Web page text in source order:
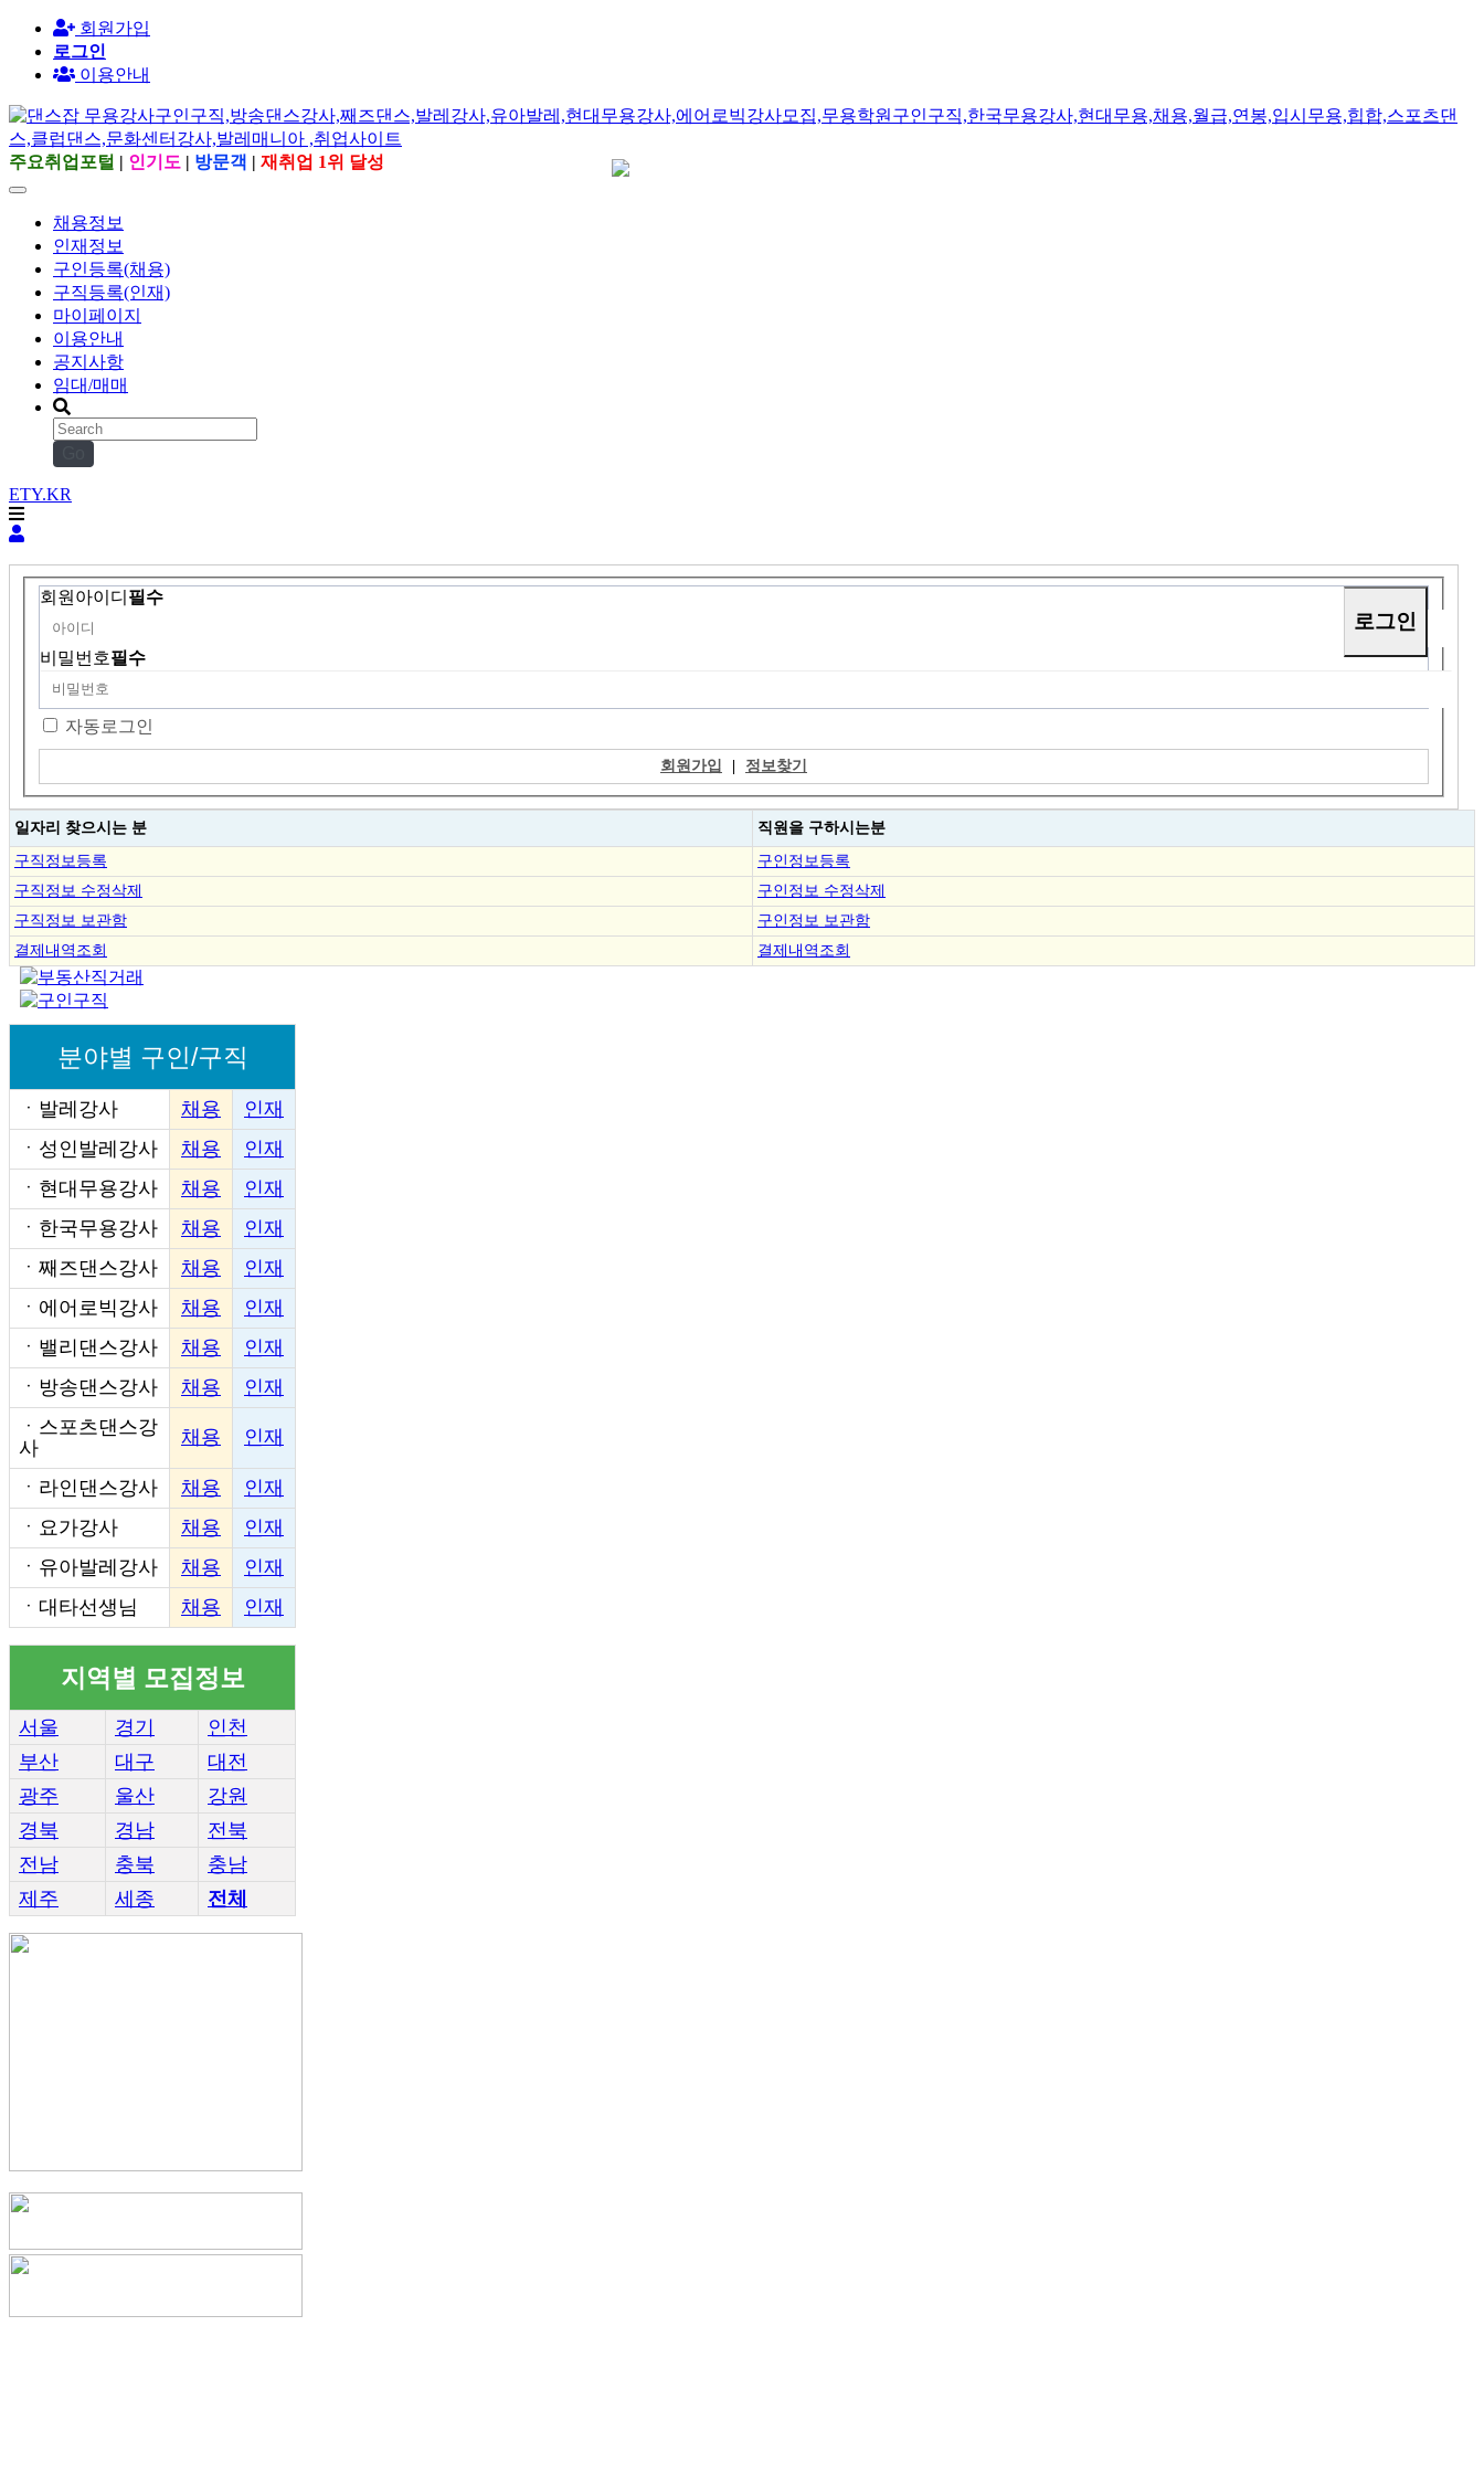
회원가입
로그인
이용안내
주요취업포털 | 인기도 | 방문객 | 재취업 1위 달성
채용정보
인재정보
구인등록(채용)
구직등록(인재)
마이페이지
이용안내
공지사항
임대/매매
ETY.KR
회원아이디 필수
비밀번호필수
자동로그인
회원가입 | 정보찾기
일자리 찾으시는 분 직원을 구하시는분
구직정보등록
구인정보등록
구직정보 수정삭제
구인정보 수정삭제
구직정보 보관함
구인정보 보관함
결제내역조회
결제내역조회
분야별 구인/구직
ㆍ 발레강사 채용
인재
ㆍ 성인발레강사 채용
인재
ㆍ 현대무용강사 채용
인재
ㆍ 한국무용강사 채용
인재
ㆍ 째즈댄스강사 채용
인재
ㆍ 에어로빅강사 채용
인재
ㆍ 밸리댄스강사 채용
인재
ㆍ 방송댄스강사 채용
인재
ㆍ 스포츠댄스강
사
채용 인재
ㆍ 라인댄스강사 채용
인재
ㆍ 요가강사 채용
인재
ㆍ 유아발레강사 채용
인재
ㆍ 대타선생님 채용 인재
지역별 모집정보
서울 경기
인천
부산
대구
대전
광주
울산
강원
경북
경남
전북
전남
충북
충남
제주
세종 전체